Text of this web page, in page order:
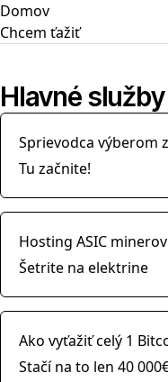
Domov
Chcem ťažiť
Hlavné služby
Sprievodca výberom
Tu začnite!
Hosting ASIC minerov
Šetrite na elektrine
Ako vyťažiť celý 1
Stačí na to len 40
Please enable
Meno a priezvisko
Počet strojov na kúpu
Odpoveď napíš číslom
Odoslať